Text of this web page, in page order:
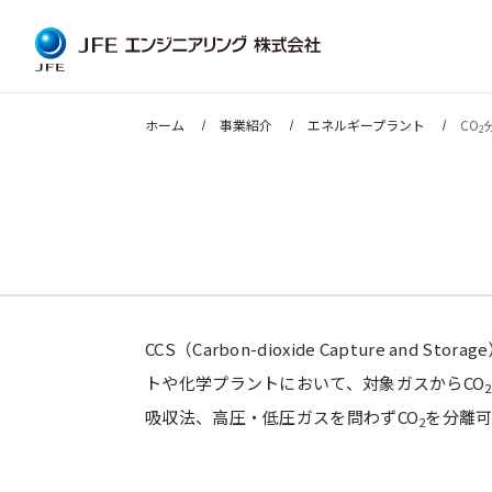
ホーム 事業紹介 エネルギープラント CO2
CCS（Carbon-dioxide Capture and Storage
トや化学プラントにおいて、対象ガスからCO2
吸収法、高圧・低圧ガスを問わずCO2を分離